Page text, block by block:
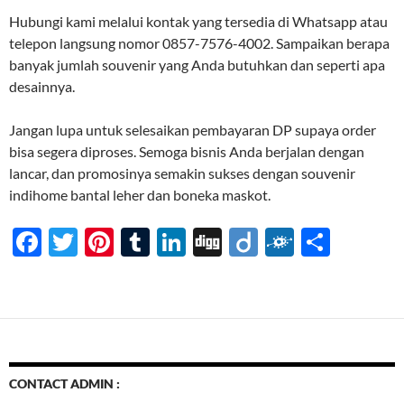
Hubungi kami melalui kontak yang tersedia di Whatsapp atau
telepon langsung nomor 0857-7576-4002. Sampaikan berapa
banyak jumlah souvenir yang Anda butuhkan dan seperti apa
desainnya.
Jangan lupa untuk selesaikan pembayaran DP supaya order
bisa segera diproses. Semoga bisnis Anda berjalan dengan
lancar, dan promosinya semakin sukses dengan souvenir
indihome bantal leher dan boneka maskot.
F
b
o
o
T
er
Pi
es
t
T
bl
r
Li
e
dI
Di Di F
d e
CONTACT ADMIN :